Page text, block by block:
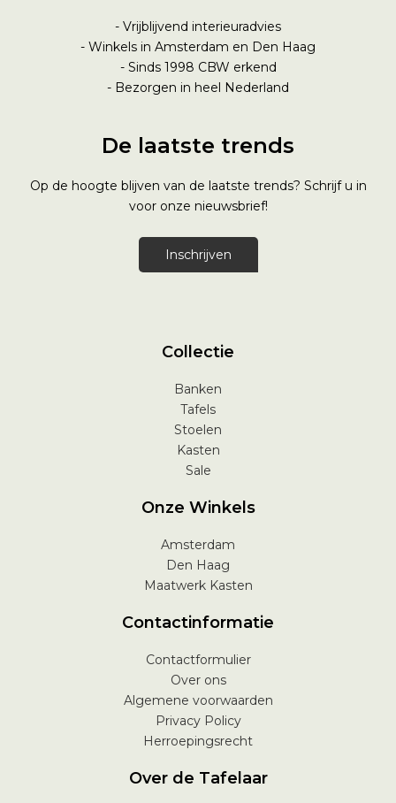
- Vrijblijvend interieuradvies
- Winkels in Amsterdam en Den Haag
- Sinds 1998 CBW erkend
- Bezorgen in heel Nederland
De laatste trends
Op de hoogte blijven van de laatste trends? Schrijf u in
voor onze nieuwsbrief!
Inschrijven
Collectie
Banken
Tafels
Stoelen
Kasten
Sale
Onze Winkels
Amsterdam
Den Haag
Maatwerk Kasten
Contactinformatie
Contactformulier
Over ons
Algemene voorwaarden
Privacy Policy
Herroepingsrecht
Over de Tafelaar